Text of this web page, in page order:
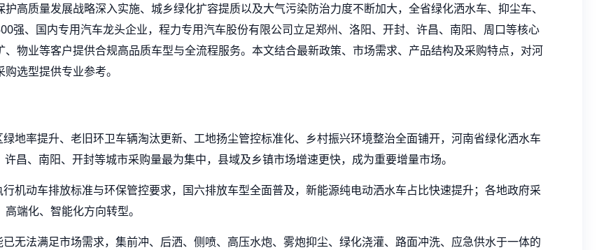
高质量发展战略深入实施、城乡绿化扩容提质以及大气污染防治力度不断加大，全省绿化洒水车、抑尘车、
强、国内专用汽车龙头企业，程力专用汽车股份有限公司立足郑州、洛阳、开封、许昌、南阳、周口等核心
物业等客户提供合规高品质车型与全流程服务。本文结合最新政策、市场需求、产品结构及采购特点，对河
选型提供专业参考。
地率提升、老旧环卫车辆淘汰更新、工地扬尘管控标准化、乡村振兴环境整治全面铺开，河南省绿化洒水车
昌、南阳、开封等城市采购量最为集中，县域及乡镇市场增速更快，成为重要增量市场。
机动车排放标准与环保管控要求，国六排放车型全面普及，新能源纯电动洒水车占比快速提升；各地政府采
端化、智能化方向转型。
无法满足市场需求，集前冲、后洒、侧喷、高压水炮、雾炮抑尘、绿化浇灌、路面冲洗、应急供水于一体的